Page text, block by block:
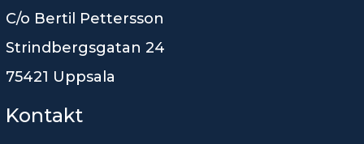
C/o Bertil Pettersson
Strindbergsgatan 24
75421 Uppsala
Kontakt